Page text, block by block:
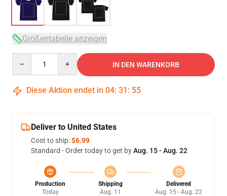
Größentabelle anzeigen
IN DEN WARENKORB
Diese Aktion endet in 04: 31 : 54
Deliver to United States
Cost to ship:$6.99
Standard - Order today to get byAug. 15 - Aug. 22
Production
Today
Shipping
Aug. 11
Delivered
Aug. 15 - Aug. 22